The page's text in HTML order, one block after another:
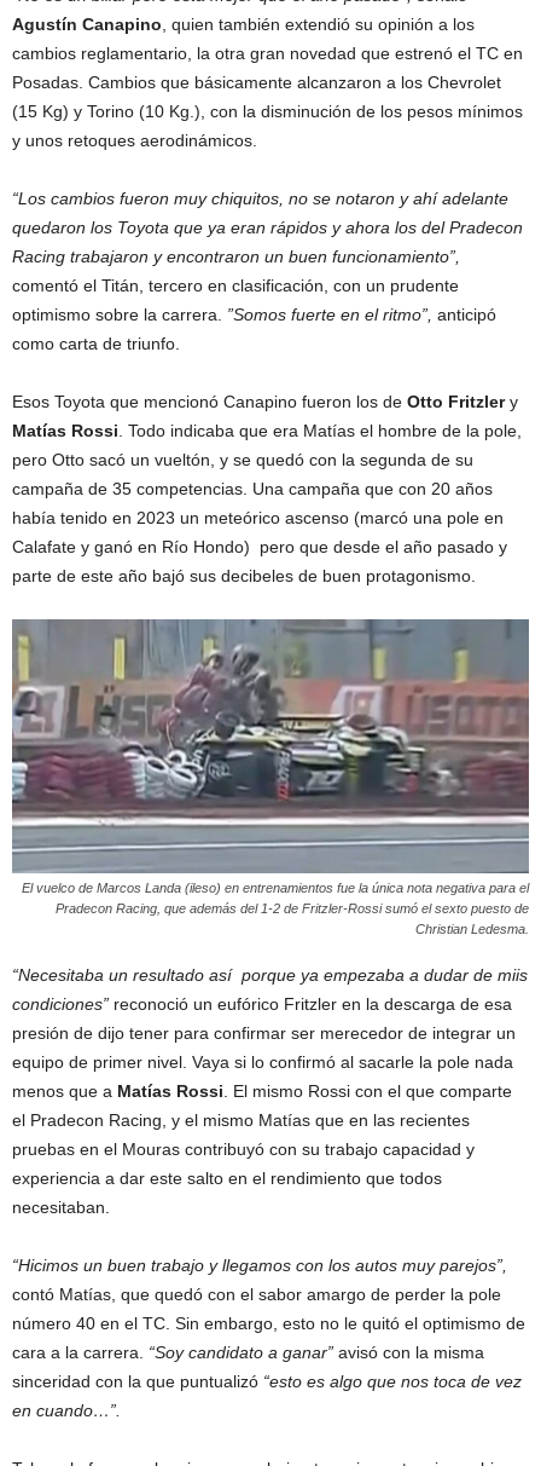
Agustín Canapino , quien también extendió su opinión a los
cambios reglamentario, la otra gran novedad que estrenó el TC en
Posadas. Cambios que básicamente alcanzaron a los Chevrolet
(15 Kg) y Torino (10 Kg.), con la disminución de los pesos mínimos
y unos retoques aerodinámicos.
“Los cambios fueron muy chiquitos, no se notaron y ahí adelante
quedaron los Toyota que ya eran rápidos y ahora los del Pradecon
Racing trabajaron y encontraron un buen funcionamiento”,
comentó el Titán, tercero en clasificación, con un prudente
optimismo sobre la carrera. ”Somos fuerte en el ritmo”, anticipó
como carta de triunfo.
Esos Toyota que mencionó Canapino fueron los de Otto Fritzlery
Matías Rossi . Todo indicaba que era Matías el hombre de la pole,
pero Otto sacó un vueltón, y se quedó con la segunda de su
campaña de 35 competencias. Una campaña que con 20 años
había tenido en 2023 un meteórico ascenso (marcó una pole en
Calafate y ganó en Río Hondo) pero que desde el año pasado y
parte de este año bajó sus decibeles de buen protagonismo.
El vuelco de Marcos Landa (ileso) en entrenamientos fue la única nota negativa para el
Pradecon Racing, que además del 1-2 de Fritzler-Rossi sumó el sexto puesto de
Christian Ledesma.
“Necesitaba un resultado así porque ya empezaba a dudar de miis
condiciones” reconoció un eufórico Fritzler en la descarga de esa
presión de dijo tener para confirmar ser merecedor de integrar un
equipo de primer nivel. Vaya si lo confirmó al sacarle la pole nada
menos que a Matías Rossi. El mismo Rossi con el que comparte
el Pradecon Racing, y el mismo Matías que en las recientes
pruebas en el Mouras contribuyó con su trabajo capacidad y
experiencia a dar este salto en el rendimiento que todos
necesitaban.
“Hicimos un buen trabajo y llegamos con los autos muy parejos”,
contó Matías, que quedó con el sabor amargo de perder la pole
número 40 en el TC. Sin embargo, esto no le quitó el optimismo de
cara a la carrera. “Soy candidato a ganar” avisó con la misma
sinceridad con la que puntualizó “esto es algo que nos toca de vez
en cuando…”.